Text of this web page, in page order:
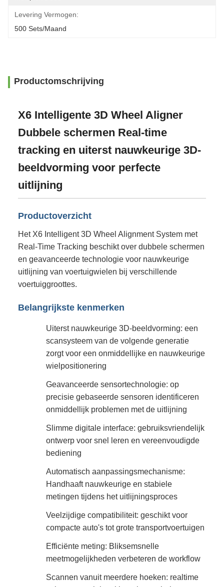
Levering Vermogen:
500 Sets/maand
Productomschrijving
X6 Intelligente 3D Wheel Aligner
Dubbele schermen Real-time
tracking en uiterst nauwkeurige 3D-
beeldvorming voor perfecte
uitlijning
Productoverzicht
Het X6 Intelligent 3D Wheel Alignment System met
Real-Time Tracking beschikt over dubbele schermen
en geavanceerde technologie voor nauwkeurige
uitlijning van voertuigwielen bij verschillende
voertuiggroottes.
Belangrijkste kenmerken
Uiterst nauwkeurige 3D-beeldvorming: een
scansysteem van de volgende generatie
zorgt voor een onmiddellijke en nauwkeurige
wielpositionering
Geavanceerde sensortechnologie: op
precisie gebaseerde sensoren identificeren
onmiddellijk problemen met de uitlijning
Slimme digitale interface: gebruiksvriendelijk
ontwerp voor snel leren en vereenvoudigde
bediening
Automatisch aanpassingsmechanisme:
Handhaaft nauwkeurige en stabiele
metingen tijdens het uitlijningsproces
Veelzijdige compatibiliteit: geschikt voor
compacte auto's tot grote transportvoertuigen
Efficiënte meting: Bliksemsnelle
meetmogelijkheden verbeteren de workflow
Scannen vanuit meerdere hoeken: realtime